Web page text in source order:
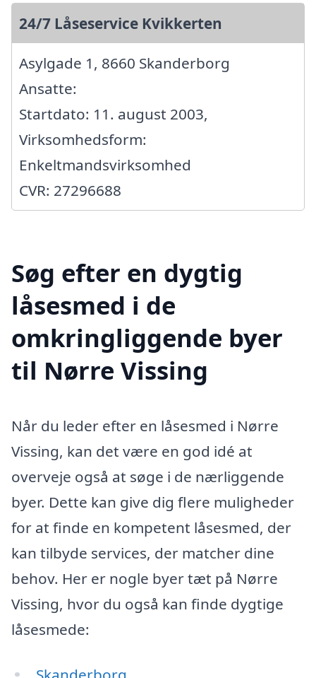
24/7 Låseservice Kvikkerten
Asylgade 1, 8660 Skanderborg
Ansatte:
Startdato: 11. august 2003,
Virksomhedsform:
Enkeltmandsvirksomhed
CVR: 27296688
Søg efter en dygtig
låsesmed i de
omkringliggende byer
til Nørre Vissing
Når du leder efter en låsesmed i Nørre
Vissing, kan det være en god idé at
overveje også at søge i de nærliggende
byer. Dette kan give dig flere muligheder
for at finde en kompetent låsesmed, der
kan tilbyde services, der matcher dine
behov. Her er nogle byer tæt på Nørre
Vissing, hvor du også kan finde dygtige
låsesmede: